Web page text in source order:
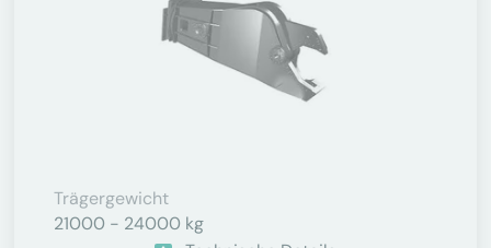
Trägergewicht
21000 - 24000 kg